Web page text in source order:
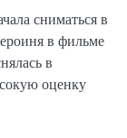
сниматься в
в фильме
в
оценку